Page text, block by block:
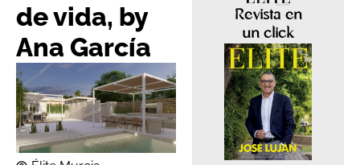
de vida, by
Ana García
Revista en
un click